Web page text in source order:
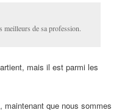
meilleurs de sa profession.
mais il est parmi les
maintenant que nous sommes